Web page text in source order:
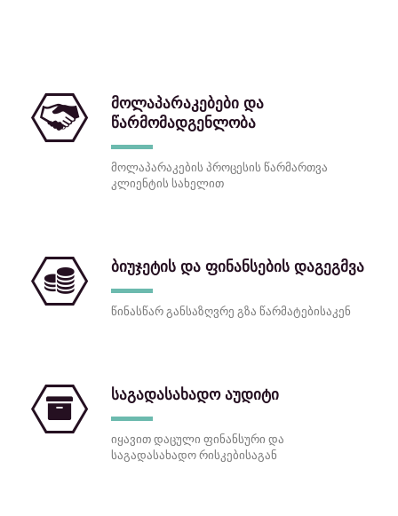
მოლაპარაკებები და
წარმომადგენლობა
მოლაპარაკების პროცესის წარმართვა
კლიენტის სახელით
ბიუჯეტის და ფინანსების დაგეგმვა
წინასწარ განსაზღვრე გზა წარმატებისაკენ
საგადასახადო აუდიტი
იყავით დაცული ფინანსური და
საგადასახადო რისკებისაგან